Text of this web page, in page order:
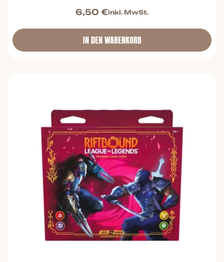
6,50 €inkl. MwSt.
IN DEN WARENKORB